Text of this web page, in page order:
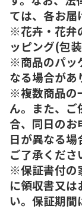
ては、各お届
※花卉・花弁
ッピング(包
※商品のパッ
なる場合があ
※複数商品の
ん。また、ご
合、同日のお
日が異なる場
ご了承くださ
※保証書付の
に領収書又は
い。保証期間